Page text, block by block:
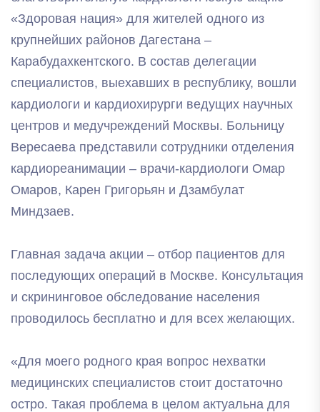
«Здоровая нация» для жителей одного из
крупнейших районов Дагестана –
Карабудахкентского. В состав делегации
специалистов, выехавших в республику, вошли
кардиологи и кардиохирурги ведущих научных
центров и медучреждений Москвы. Больницу
Вересаева представили сотрудники отделения
кардиореанимации – врачи-кардиологи Омар
Омаров, Карен Григорьян и Дзамбулат
Миндзаев.
Главная задача акции – отбор пациентов для
последующих операций в Москве. Консультация
и скрининговое обследование населения
проводилось бесплатно и для всех желающих.
«Для моего родного края вопрос нехватки
медицинских специалистов стоит достаточно
остро. Такая проблема в целом актуальна для